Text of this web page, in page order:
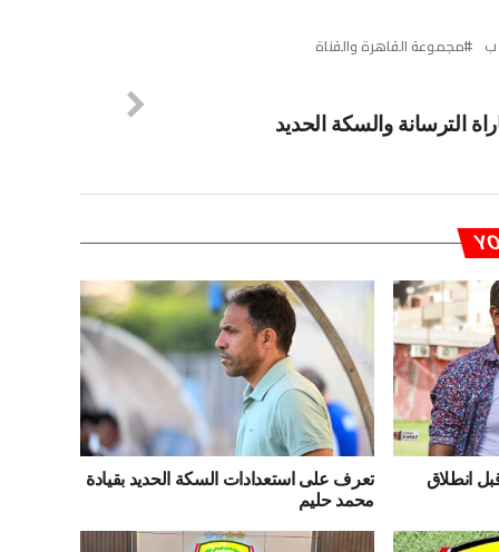
ب مجموعة القاهرة والقناة
الترسانة والسكة الحديد
انطلاق تعرف على استعدادات السكة الحديد بقيادة
محمد حليم